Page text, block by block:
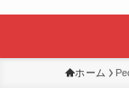
ホーム